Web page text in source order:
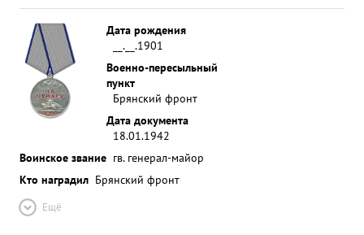
Дата рождения
__.__.1901
Военно-пересыльный
пункт
Брянский фронт
Дата документа
18.01.1942
Воинское звание гв. генерал-майор
Кто наградил Брянский фронт
Ещё